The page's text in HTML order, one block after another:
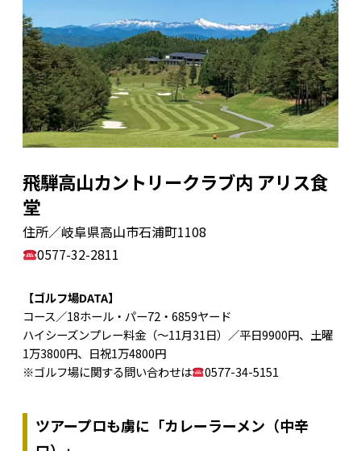
飛騨高山カントリークラブ内 アリス食
堂
住所／岐阜県高山市石浦町1108
0577-32-2811
【ゴルフ場DATA】
コース／18ホール・パー72・6859ヤード
ハイシーズンプレー料金（～11月31日）／平日9900円、土曜
1万3800円、日祝1万4800円
※ゴルフ場に関する問い合わせは
0577-34-5151
ツアープロも虜に「カレーラーメン（中辛